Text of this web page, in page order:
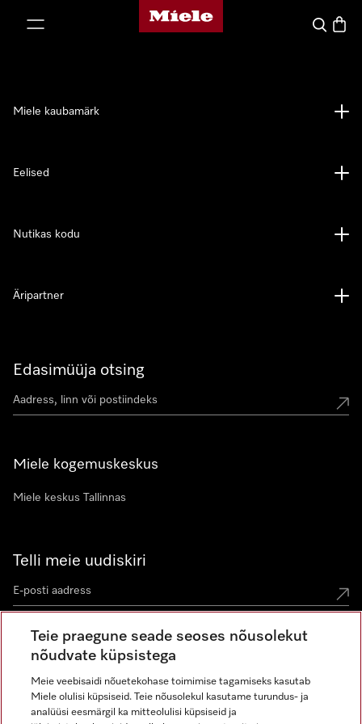
Miele avaleht
Search
Edasimüüja otsing
Miele kogemuskeskus
Miele keskus Tallinnas
Telli meie uudiskiri
Miele kaubamärk
Eelised
Nutikas kodu
Äripartner
Miele Instagramis
Miele Facebookis
Miele Youtube'is
Teie praegune seade seoses nõusolekut
nõudvate küpsistega
Meie veebisaidi nõuetekohase toimimise tagamiseks kasutab
Miele olulisi küpsiseid. Teie nõusolekul kasutame turundus- ja
analüüsi eesmärgil ka mitteolulisi küpsiseid ja